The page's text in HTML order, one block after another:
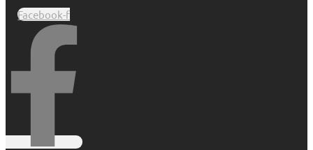
Facebook-f